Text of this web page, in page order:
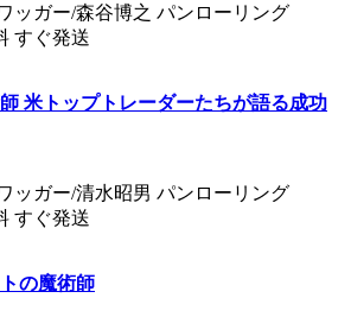
ッガー/森谷博之 パンローリング
すぐ発送
米トップトレーダーたちが語る成功
ッガー/清水昭男 パンローリング
すぐ発送
の魔術師